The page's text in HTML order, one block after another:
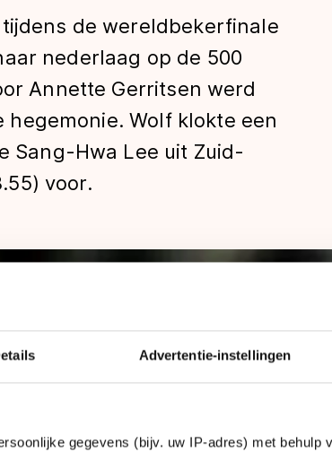
Advertentie-instellingen
gegevens (bijv. uw IP-adres) met behulp
tijdens de wereldbekerfinale
nederlaag op de 500
Annette Gerritsen werd
Wolf klokte een
Sang-Hwa Lee uit Zuid-
voor.